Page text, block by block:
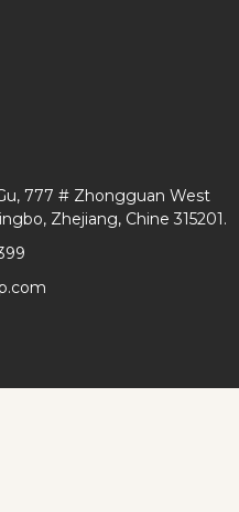
777 # Zhongguan West
Zhejiang, Chine 315201.